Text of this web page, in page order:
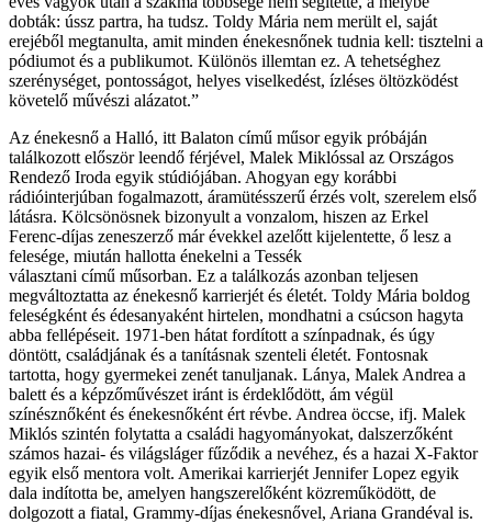
dobták: ússz partra, ha tudsz. Toldy Mária nem merült el, saját
erejéből megtanulta, amit minden énekesnőnek tudnia kell: tisztelni a
pódiumot és a publikumot. Különös illemtan ez. A tehetséghez
szerénységet, pontosságot, helyes viselkedést, ízléses öltözködést
követelő művészi alázatot.”
Az énekesnő a Halló, itt Balaton című műsor egyik próbáján
találkozott először leendő férjével, Malek Miklóssal az Országos
Rendező Iroda egyik stúdiójában. Ahogyan egy korábbi
rádióinterjúban fogalmazott, áramütésszerű érzés volt, szerelem első
látásra. Kölcsönösnek bizonyult a vonzalom, hiszen az Erkel
Ferenc-díjas zeneszerző már évekkel azelőtt kijelentette, ő lesz a
felesége, miután hallotta énekelni a Tessék
választani című műsorban. Ez a találkozás azonban teljesen
megváltoztatta az énekesnő karrierjét és életét. Toldy Mária boldog
feleségként és édesanyaként hirtelen, mondhatni a csúcson hagyta
abba fellépéseit. 1971-ben hátat fordított a színpadnak, és úgy
döntött, családjának és a tanításnak szenteli életét. Fontosnak
tartotta, hogy gyermekei zenét tanuljanak. Lánya, Malek Andrea a
balett és a képzőművészet iránt is érdeklődött, ám végül
színésznőként és énekesnőként ért révbe. Andrea öccse, ifj. Malek
Miklós szintén folytatta a családi hagyományokat, dalszerzőként
számos hazai- és világsláger fűződik a nevéhez, és a hazai X-Faktor
egyik első mentora volt. Amerikai karrierjét Jennifer Lopez egyik
dala indította be, amelyen hangszerelőként közreműködött, de
dolgozott a fiatal, Grammy-díjas énekesnővel, Ariana Grandéval is.